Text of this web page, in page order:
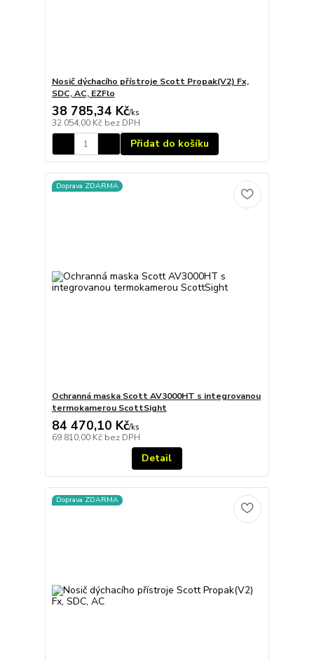
Nosič dýchacího přístroje Scott Propak(V2) Fx,
SDC, AC, EZFlo
38 785,34 Kč/ks
32 054,00 Kč bez DPH
Přidat do košíku
Doprava ZDARMA
Ochranná maska Scott AV3000HT s integrovanou
termokamerou ScottSight
84 470,10 Kč/ks
69 810,00 Kč bez DPH
Detail
Doprava ZDARMA